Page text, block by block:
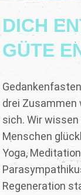
DICH
GÜTE
drei Zusammen
sich. Wir
Menschen
Yoga,
Regeneration